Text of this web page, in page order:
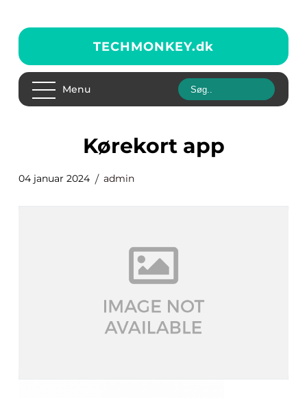
TECHMONKEY.dk
Menu
kørekort app
04 januar 2024 admin